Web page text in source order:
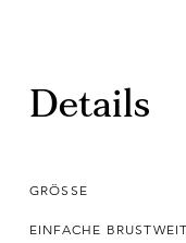
Details
GRÖSSE
EINFACHE